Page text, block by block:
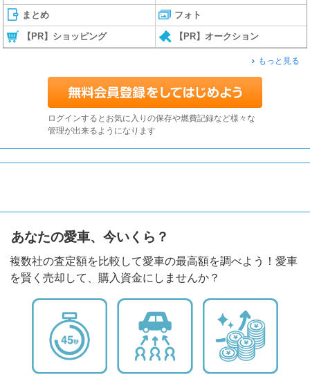
まとめ フォト
【PR】ショッピング 【PR】オークション
もっと見る
ログインするとお気に入りの保存や燃費記録など様々な
管理が出来るようになります
あなたの愛車、今いくら？
複数社の査定額を比較して愛車の最高額を調べよう！愛車
を賢く売却して、購入資金にしませんか？